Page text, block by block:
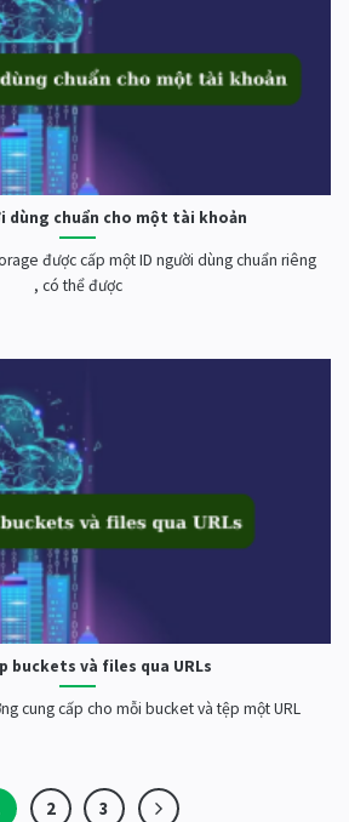
dùng chuẩn cho một tài khoản
được cấp một ID người dùng chuẩn riêng
, có thể được
buckets và files qua URLs
cung cấp cho mỗi bucket và tệp một URL
2 3